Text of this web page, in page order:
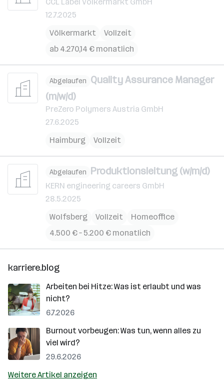
12.7.2025
Völkermarkt
Vollzeit
ab 4.270,14 € monatlich
Abgelaufen Quality Assurance Manager
(m/w/d)
PreZero Polymers Austria GmbH
27.6.2025
Haimburg
Vollzeit
Abgelaufen Produktionsleitung (w/m/d)
KERN engineering careers GmbH
28.5.2025
Wolfsberg
Vollzeit
Homeoffice
4.500 € – 5.200 € monatlich
karriere.blog
Arbeiten bei Hitze: Was ist erlaubt und was
nicht?
6.7.2026
Burnout vorbeugen: Was tun, wenn alles zu
viel wird?
29.6.2026
Weitere Artikel anzeigen